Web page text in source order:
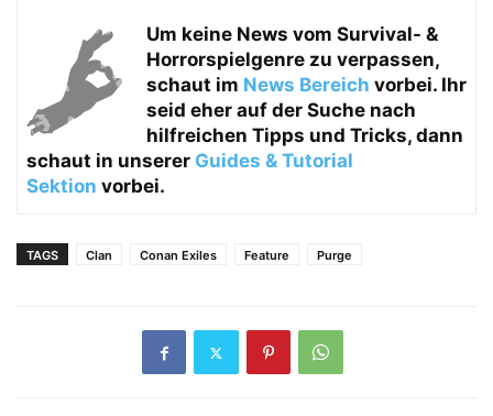
Um keine News vom Survival- &
Horrorspielgenre zu verpassen,
schaut im News Bereich vorbei. Ihr
seid eher auf der Suche nach
hilfreichen Tipps und Tricks, dann
schaut in unserer Guides & Tutorial
Sektion vorbei.
TAGS Clan Conan Exiles Feature Purge